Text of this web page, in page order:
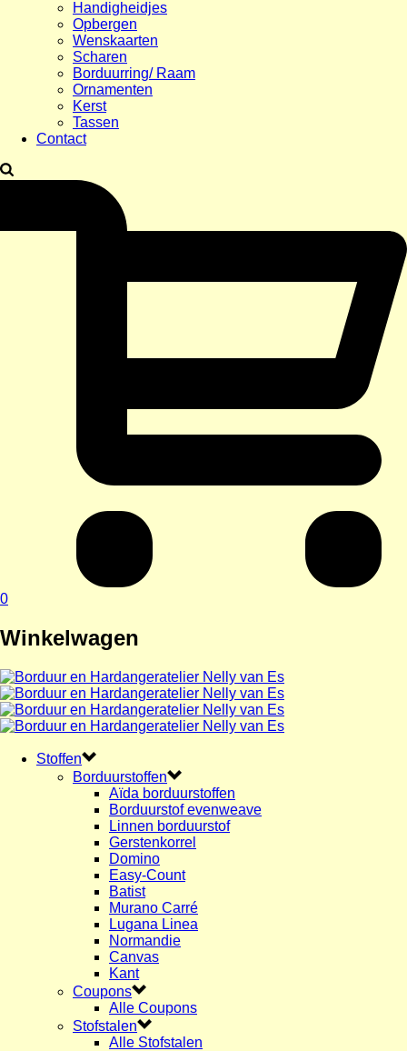
Handigheidjes
Opbergen
Wenskaarten
Scharen
Borduurring/ Raam
Ornamenten
Kerst
Tassen
Contact
0
Winkelwagen
Stoffen
Borduurstoffen
Aïda borduurstoffen
Borduurstof evenweave
Linnen borduurstof
Gerstenkorrel
Domino
Easy-Count
Batist
Murano Carré
Lugana Linea
Normandie
Canvas
Kant
Coupons
Alle Coupons
Stofstalen
Alle Stofstalen